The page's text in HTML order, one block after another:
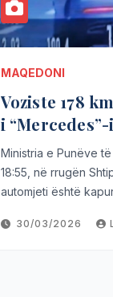
MAQEDONI
Voziste 178
i
Ministria e Punëve
18:55, në rrugën
automjeti është
30/03/2026